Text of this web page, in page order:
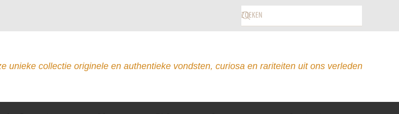
unieke collectie originele en authentieke vondsten, curiosa en rariteiten uit ons verleden